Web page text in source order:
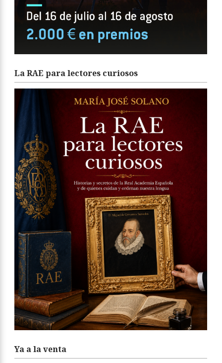
La RAE para lectores curiosos
Ya a la venta